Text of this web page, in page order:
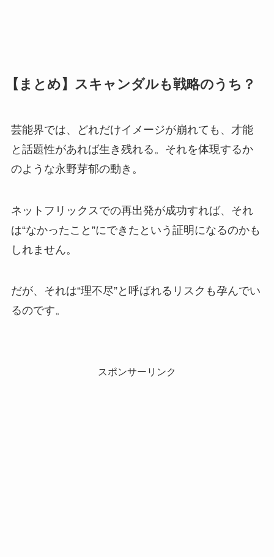
【まとめ】スキャンダルも戦略のうち？
芸能界では、どれだけイメージが崩れても、才能
と話題性があれば生き残れる。それを体現するか
のような永野芽郁の動き。
ネットフリックスでの再出発が成功すれば、それ
は“なかったこと”にできたという証明になるのかも
しれません。
だが、それは“理不尽”と呼ばれるリスクも孕んでい
るのです。
スポンサーリンク